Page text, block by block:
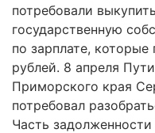
потребовали
государственную
по зарплате,
рублей. 8 апреля
Приморского края
потребовал
Часть